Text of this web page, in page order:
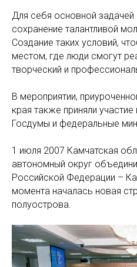
Для себя основной задачей
сохранение талантливой
Создание таких условий,
местом, где люди смогут
творческий и
В мероприятии,
края также приняли
Госдумы и федеральные
1 июля 2007 Камчатская
автономный округ
Российской Федерации –
момента началась новая
полуострова.